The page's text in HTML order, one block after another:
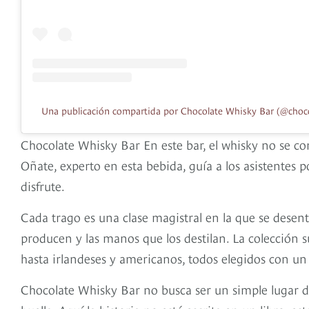
Una publicación compartida por Chocolate Whisky Bar
Chocolate Whisky Bar En este bar, el whisky no se
Oñate, experto en esta bebida, guía a los
disfrute.
Cada trago es una clase magistral en la que se
producen y las manos que los destilan. La colección
hasta irlandeses y americanos, todos elegidos con
Chocolate Whisky Bar no busca ser un simple lugar